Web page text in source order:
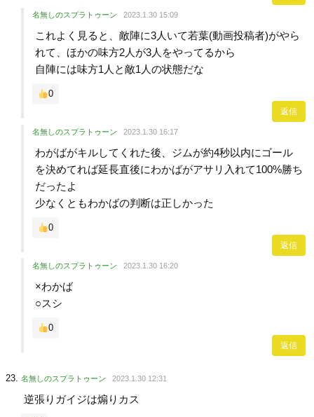
名無しのスプラトゥーン 2023.1.30 15:09
これよく見ると、敵陣に3人いて若葉(動画投稿者)がやら
れて、ほかの味方2人が3人をやってるから
自陣には味方1人と敵1人の状態だな
0
返信
名無しのスプラトゥーン 2023.1.30 16:17
わがばがキルしてくれた後、ジムが約4秒以内にゴール
を決めてれば延長直後にわかばがアサリ入れて100%勝ち
だったよ
少なくともわかばの判断は正しかった
0
返信
名無しのスプラトゥーン 2023.1.30 16:20
×わかば
○スシ
0
返信
名無しのスプラトゥーン 2023.1.30 12:31
逆張りガイジは煽りカス